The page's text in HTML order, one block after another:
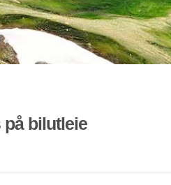
bilutleie